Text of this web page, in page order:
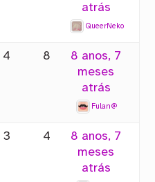
atrás
QueerNeko
4 8
8 anos, 7
meses
atrás
Fulan@
3 4
8 anos, 7
meses
atrás